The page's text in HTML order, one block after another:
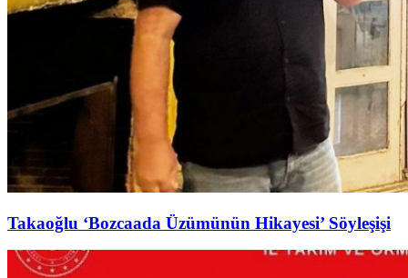
Takaoğlu ‘Bozcaada Üzümünün Hikayesi’ Söyleşişi